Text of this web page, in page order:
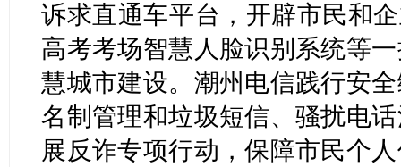
诉求直通车平台，开辟市民和
高考考场智慧人脸识别系统等
慧城市建设。潮州电信践行安
名制管理和垃圾短信、骚扰电
展反诈专项行动，保障市民个